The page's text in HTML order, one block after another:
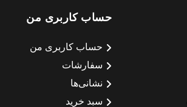
حساب کاربری من
حساب کاربری من
سفارشات
نشانی‌ها
سبد خرید